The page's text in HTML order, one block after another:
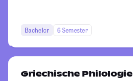
Bachelor 6 Semester
Griechische Philologie